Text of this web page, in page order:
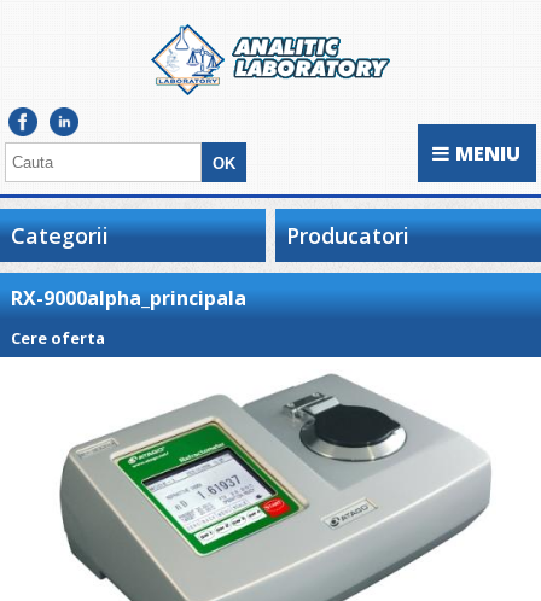
MENIU
Categorii Producatori
RX-9000alpha_principala
Cere oferta